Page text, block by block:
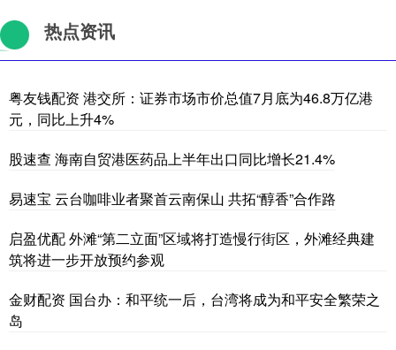
热点资讯
粤友钱配资 港交所：证券市场市价总值7月底为46.8万亿港
元，同比上升4%
股速查 海南自贸港医药品上半年出口同比增长21.4%
易速宝 云台咖啡业者聚首云南保山 共拓“醇香”合作路
启盈优配 外滩“第二立面”区域将打造慢行街区，外滩经典建
筑将进一步开放预约参观
金财配资 国台办：和平统一后，台湾将成为和平安全繁荣之
岛